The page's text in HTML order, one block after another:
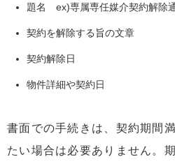
題名 ex)専属専任媒介契約解除
契約を解除する旨の文章
契約解除日
物件詳細や契約日
書面での手続きは、契約期間
たい場合は必要ありません。